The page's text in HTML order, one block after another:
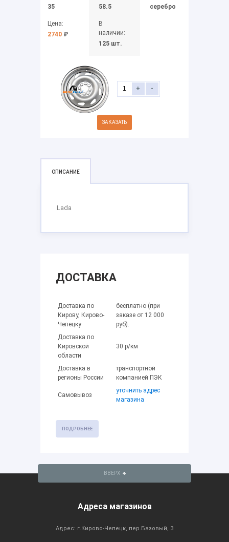
35
Цена:
2740 ₽
58.5
В
наличии:
125 шт.
серебро
+ -
ЗАКАЗАТЬ
ОПИСАНИЕ
Lada
ДОСТАВКА
Доставка по
Кирову, Кирово-
Чепецку
бесплатно (при
заказе от 12 000
руб).
Доставка по
Кировской
области
30 р/км
Доставка в
регионы России
транспортной
компанией ПЭК
Самовывоз
уточнить адрес
магазина
ПОДРОБНЕЕ
ВВЕРХ
Адреса магазинов
Адрес: г.Кирово-Чепецк, пер.Базовый, 3